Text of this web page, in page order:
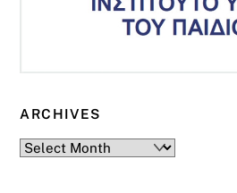
ARCHIVES
Archives